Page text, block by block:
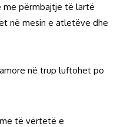
me përmbajtje të lartë
në mesin e atletëve dhe
në trup luftohet po
të vërtetë e